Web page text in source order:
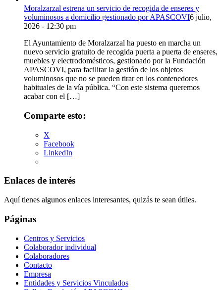
Moralzarzal estrena un servicio de recogida de enseres y
voluminosos a domicilio gestionado por APASCOVI6 julio,
2026 - 12:30 pm
El Ayuntamiento de Moralzarzal ha puesto en marcha un
nuevo servicio gratuito de recogida puerta a puerta de enseres,
muebles y electrodomésticos, gestionado por la Fundación
APASCOVI, para facilitar la gestión de los objetos
voluminosos que no se pueden tirar en los contenedores
habituales de la vía pública. “Con este sistema queremos
acabar con el […]
Comparte esto:
X
Facebook
LinkedIn
Enlaces de interés
Aquí tienes algunos enlaces interesantes, quizás te sean útiles.
Páginas
Centros y Servicios
Colaborador individual
Colaboradores
Contacto
Empresa
Entidades y Servicios Vinculados